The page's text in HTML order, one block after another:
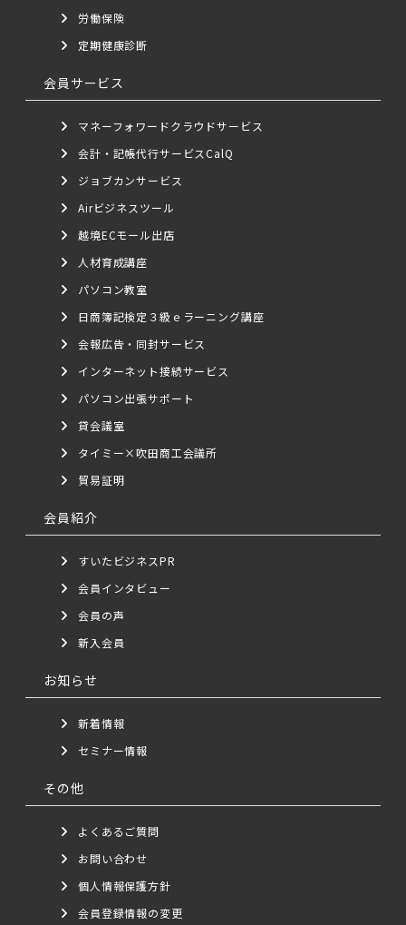
労働保険
定期健康診断
会員サービス
マネーフォワードクラウドサービス
会計・記帳代行サービスCalQ
ジョブカンサービス
Airビジネスツール
越境ECモール出店
人材育成講座
パソコン教室
日商簿記検定３級ｅラーニング講座
会報広告・同封サービス
インターネット接続サービス
パソコン出張サポート
貸会議室
タイミー×吹田商工会議所
貿易証明
会員紹介
すいたビジネスPR
会員インタビュー
会員の声
新入会員
お知らせ
新着情報
セミナー情報
その他
よくあるご質問
お問い合わせ
個人情報保護方針
会員登録情報の変更